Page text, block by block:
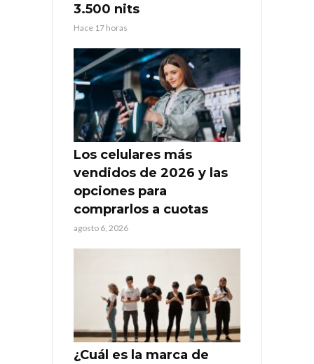
3.500 nits
Hace 17 horas
Los celulares más
vendidos de 2026 y las
opciones para
comprarlos a cuotas
agosto 6, 2026
¿Cuál es la marca de